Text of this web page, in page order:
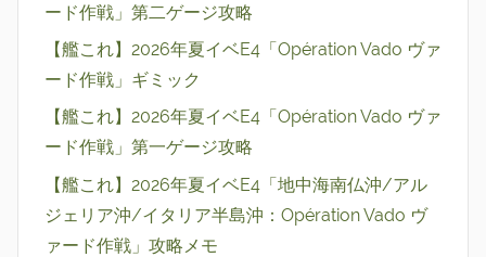
ード作戦」第二ゲージ攻略
【艦これ】2026年夏イベE4「Opération Vado ヴァ
ード作戦」ギミック
【艦これ】2026年夏イベE4「Opération Vado ヴァ
ード作戦」第一ゲージ攻略
【艦これ】2026年夏イベE4「地中海南仏沖/アル
ジェリア沖/イタリア半島沖：Opération Vado ヴ
ァード作戦」攻略メモ